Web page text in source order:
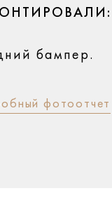
бампер.
фотоотчет